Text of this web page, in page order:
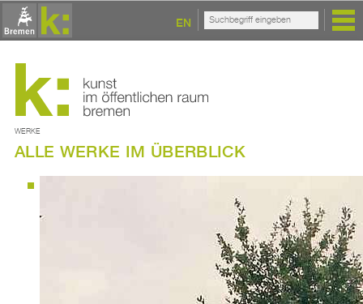
EN
WERKE
ALLE WERKE IM ÜBERBLICK